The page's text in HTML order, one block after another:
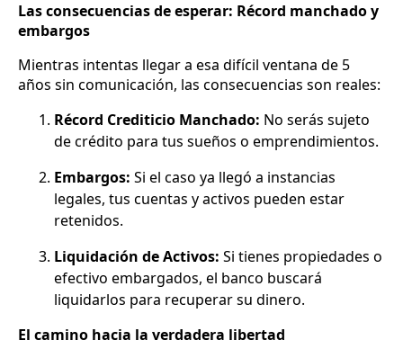
Las consecuencias de esperar: Récord manchado y
embargos
Mientras intentas llegar a esa difícil ventana de 5
años sin comunicación, las consecuencias son reales:
Récord Crediticio Manchado: No serás sujeto
de crédito para tus sueños o emprendimientos.
Embargos: Si el caso ya llegó a instancias
legales, tus cuentas y activos pueden estar
retenidos.
Liquidación de Activos: Si tienes propiedades o
efectivo embargados, el banco buscará
liquidarlos para recuperar su dinero.
El camino hacia la verdadera libertad